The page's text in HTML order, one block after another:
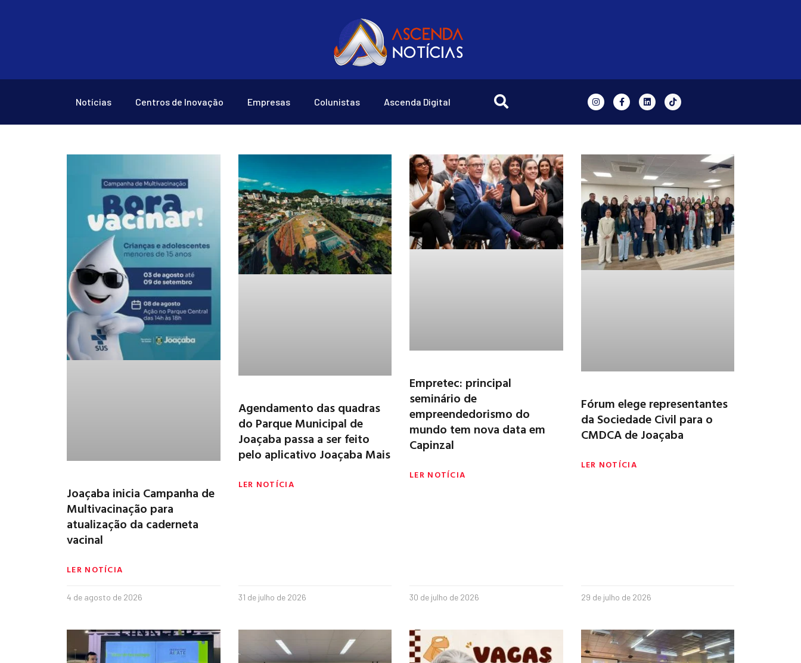
Notícias Centros de Inovação Empresas Colunistas Ascenda Digital
Joaçaba inicia Campanha de
Multivacinação para
atualização da caderneta
vacinal
LER NOTÍCIA
4 de agosto de 2026
Agendamento das quadras
do Parque Municipal de
Joaçaba passa a ser feito
pelo aplicativo Joaçaba Mais
LER NOTÍCIA
31 de julho de 2026
Empretec: principal
seminário de
empreendedorismo do
mundo tem nova data em
Capinzal
LER NOTÍCIA
30 de julho de 2026
Fórum elege representantes
da Sociedade Civil para o
CMDCA de Joaçaba
LER NOTÍCIA
29 de julho de 2026